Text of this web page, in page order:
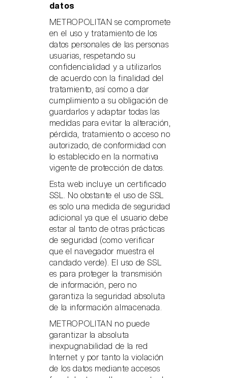
datos
METROPOLITAN se compromete
en el uso y tratamiento de los
datos personales de las personas
usuarias, respetando su
confidencialidad y a utilizarlos
de acuerdo con la finalidad del
tratamiento, así como a dar
cumplimiento a su obligación de
guardarlos y adaptar todas las
medidas para evitar la alteración,
pérdida, tratamiento o acceso no
autorizado, de conformidad con
lo establecido en la normativa
vigente de protección de datos.
Esta web incluye un certificado
SSL. No obstante el uso de SSL
es solo una medida de seguridad
adicional ya que el usuario debe
estar al tanto de otras prácticas
de seguridad (como verificar
que el navegador muestra el
candado verde). El uso de SSL
es para proteger la transmisión
de información, pero no
garantiza la seguridad absoluta
de la información almacenada.
METROPOLITAN no puede
garantizar la absoluta
inexpugnabilidad de la red
Internet y por tanto la violación
de los datos mediante accesos